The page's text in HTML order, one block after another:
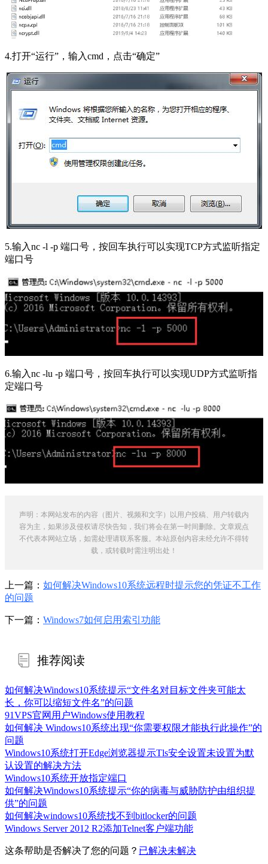
4.打开“运行”，输入cmd，点击“确定”
5.输入nc -l -p 端口号，按回车执行可以实现TCP方式监听指定
端口号
6.输入nc -lu -p 端口号，按回车执行可以实现UDP方式监听指
定端口号
声明：本网站发布的内容（图片、视频和文字）以用户投稿、用户转载内
容为主，如果涉及侵权请尽快告知，我们将会在第一时间删除。文章观点
不代表本网站立场，如需处理请联系客服。本站原创内容未经允许不得转
载，或转载时需注明出处！
上一篇： 如何解决Windows10系统远程时提示您的凭证不工作
的问题
下一篇： Windows7如何启用索引功能
推荐阅读
如何解决Windows10系统提示“文件名对目标文件夹可能太
长，你可以缩短文件名”的问题
91VPS官网用户Windows使用教程
如何解决 Windows10系统出现“你需要权限才能执行此操作”的
问题
Windows10系统打开Edge浏览器提示Tls安全设置未设置为默
认设置的解决方法
Windows10系统开放指定端口
如何解决Windows10系统提示“你的病毒与威胁防护由组织提
供”的问题
如何解决windows10系统找不到bitlocker的问题
Windows Server 2012 R2添加Telnet客户端功能
这条帮助是否解决了您的问题？ 已解决未解决